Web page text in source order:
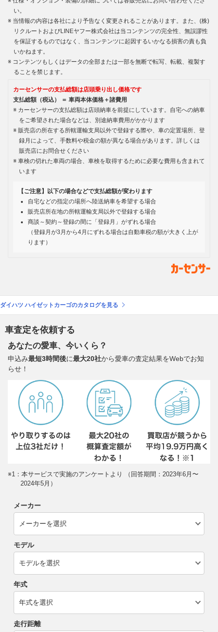
い。
当情報の内容は各社により予告なく変更されることがあります。また、(株)
リクルートおよびLINEヤフー株式会社は当コンテンツの完全性、無誤謬性
を保証するものではなく、当コンテンツに起因するいかなる損害の責も負
いかねます。
コンテンツもしくはデータの全部または一部を無断で転写、転載、複製す
ることを禁じます。
カーセンサーの支払総額は店頭乗り出し価格です
支払総額（税込） ＝ 車両本体価格＋諸費用
カーセンサーの支払総額は店頭納車を前提にしています。自宅への納車
をご希望された場合などは、別途納車費用がかかります
販売店の所在する所轄運輸支局以外で登録する際や、車の定置場所、登
録月によって、手数料や税金の額が異なる場合があります。詳しくは
販売店にお問合せください
車検の切れた車両の場合、車検を取得するために必要な費用も含まれて
います
【ご注意】以下の場合などで支払総額が変わります
自宅などの指定の場所へ陸送納車を希望する場合
販売店所在地の所轄運輸支局以外で登録する場合
商談～契約～登録の間に「登録月」がずれる場合
（登録月が3月から4月にずれる場合は自動車税の額が大きく上が
ります）
ダイハツ ハイゼットカーゴのカタログを見る
車査定を依頼する
あなたの愛車、今いくら？
申込み最短3時間後に最大20社から愛車の査定結果をWebでお知
らせ！
※1：本サービスで実施のアンケートより （回答期間：2023年6月〜
2024年5月）
メーカー
モデル
年式
走行距離